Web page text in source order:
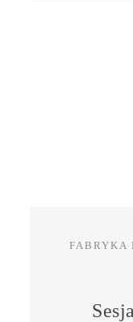
FABRYKA